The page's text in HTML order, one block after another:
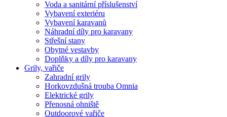
Voda a sanitární příslušenství
Vybavení exteriéru
Vybavení karavanů
Náhradní díly pro karavany
Střešní stany
Obytné vestavby
Doplňky a díly pro karavany
Grily, vařiče
Zahradní grily
Horkovzdušná trouba Omnia
Elektrické grily
Přenosná ohniště
Outdoorové vařiče